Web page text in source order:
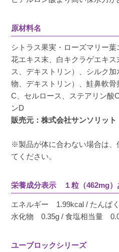
原材料名
シトラス果実・ローズマリー
花エキス末、白キクラゲエキ
ス、デキストリン）、シルク
物、デキストリン）、鮭鼻軟
C、セルロース、ステアリン酸
ンD
販売元：株式会社サンソリッ
※製品が体に合わない場合は、
てください。
栄養成分表示 １粒（462mg）
エネルギー 1.99kcal / たんぱ
水化物 0.35g / 食塩相当量
ユーブロックシリーズ